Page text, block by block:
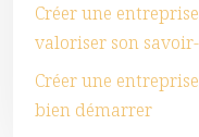
Créer une
valoriser son
Créer une
bien démarrer